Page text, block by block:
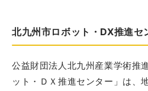
北九州市ロボット・DX推進セ
公益財団法人北九州産業学術推
ット・ＤＸ推進センター」は、